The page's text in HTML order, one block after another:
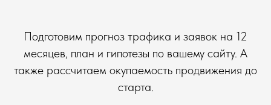
Подготовим прогноз трафика и заявок на 12
месяцев, план и гипотезы по вашему сайту. А
также рассчитаем окупаемость продвижения до
старта.